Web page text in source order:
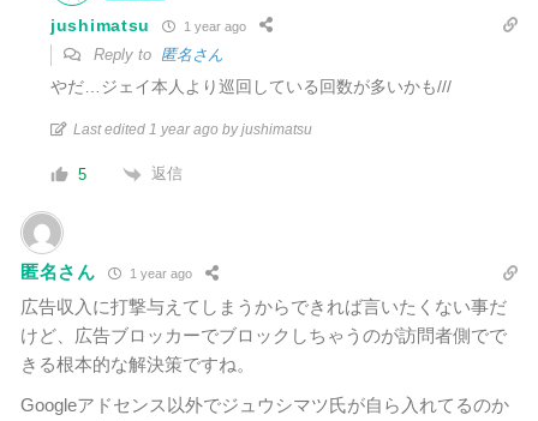
jushimatsu 1 year ago
Reply to 匿名さん
やだ…ジェイ本人より巡回している回数が多いかも///
Last edited 1 year ago by jushimatsu
5 返信
匿名さん 1 year ago
広告収入に打撃与えてしまうからできれば言いたくない事だ
けど、広告ブロッカーでブロックしちゃうのが訪問者側でで
きる根本的な解決策ですね。
Googleアドセンス以外でジュウシマツ氏が自ら入れてるのか